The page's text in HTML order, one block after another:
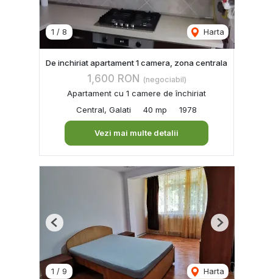
1 / 8 Harta
De inchiriat apartament 1 camera, zona centrala
1,600 RON (negociabil)
Apartament cu 1 camere de închiriat
Central, Galati
40 mp 1978
Vezi mai multe detalii
1 / 9 Harta
Previous Next